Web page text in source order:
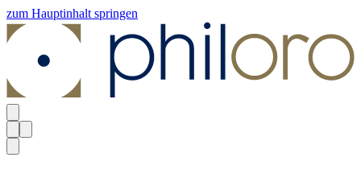
zum Hauptinhalt springen